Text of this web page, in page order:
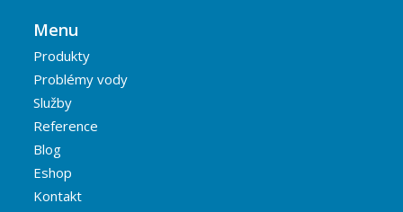
Menu
Produkty
Problémy vody
Služby
Reference
Blog
Eshop
Kontakt